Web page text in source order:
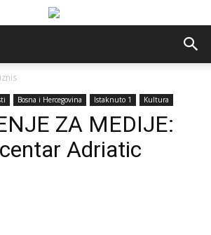
Bosna i Hercegovina Istaknuto 1 Kultura
ZA MEDIJE:
Adriatic